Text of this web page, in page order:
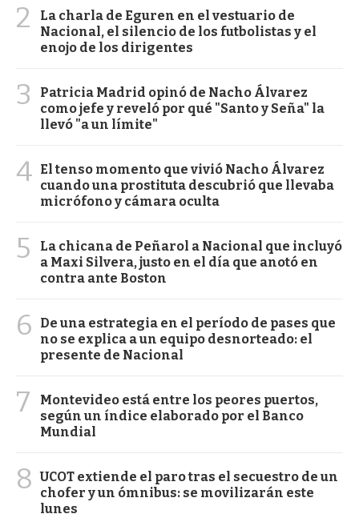
2
La charla de Eguren en el vestuario de
Nacional, el silencio de los futbolistas y el
enojo de los dirigentes
3
Patricia Madrid opinó de Nacho Álvarez
como jefe y reveló por qué "Santo y Seña" la
llevó "a un límite"
4 El tenso momento que vivió Nacho Álvarez
cuando una prostituta descubrió que llevaba
micrófono y cámara oculta
5
La chicana de Peñarol a Nacional que incluyó
a Maxi Silvera, justo en el día que anotó en
contra ante Boston
6
De una estrategia en el período de pases que
no se explica a un equipo desnorteado: el
presente de Nacional
7
Montevideo está entre los peores puertos,
según un índice elaborado por el Banco
Mundial
8 UCOT extiende el paro tras el secuestro de un
chofer y un ómnibus: se movilizarán este
lunes